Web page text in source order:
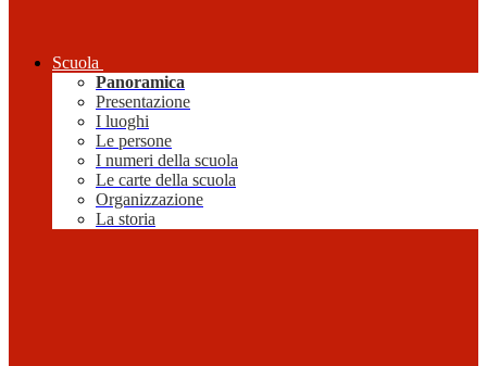
Scuola
Panoramica
Presentazione
I luoghi
Le persone
I numeri della scuola
Le carte della scuola
Organizzazione
La storia